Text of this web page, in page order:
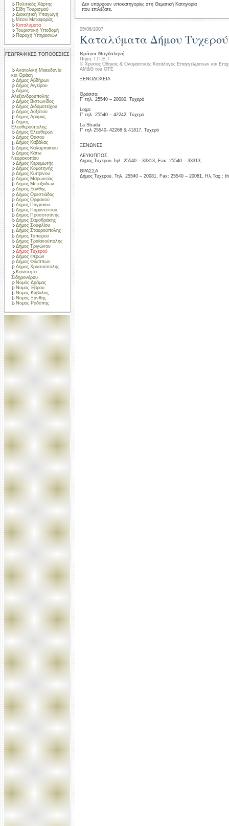
Πολιτικός Χάρτης
Είδη Τουρισμού
Διοικητική Υπαγωγή
Μέσα Μεταφοράς
Καταλύματα
Τουριστική Υποδομή
Παροχή Υπηρεσιών
ΓΕΩΓΡΑΦΙΚΕΣ ΤΟΠΟΘΕΣΙΕΣ
Ανατολική Μακεδονία
και Θράκη
Δήμος Αβδήρων
Δήμος Αιγείρου
Δήμος
Αλεξανδρούπολης
Δήμος Βιστωνίδος
Δήμος Διδυμοτείχου
Δήμος Δοξάτου
Δήμος Δράμας
Δήμος
Ελευθερούπολης
Δήμος Ελευθερών
Δήμος Θάσου
Δήμος Καβάλας
Δήμος Καλαμπακίου
Δήμος Κάτω
Νευροκοπίου
Δήμος Κεραμωτής
Δήμος Κομοτηνής
Δήμος Κυπρίνου
Δήμος Μαρωνείας
Δήμος Μεταξάδων
Δήμος Ξάνθης
Δήμος Ορεστιάδας
Δήμος Ορφανού
Δήμος Παγγαίου
Δήμος Παρανεστίου
Δήμος Προσοτσάνης
Δήμος Σαμοθράκης
Δήμος Σουφλίου
Δήμος Σταυρούπολης
Δήμος Τοπείρου
Δήμος Τραϊανούπολης
Δήμος Τριγώνου
Δήμος Τυχερού
Δήμος Φερών
Δήμος Φιλίππων
Δήμος Χρυσούπολης
Κοινότητα
Σιδηρονέρου
Νομός Δράμας
Νομός Έβρου
Νομός Καβάλας
Νομός Ξάνθης
Νομός Ροδόπης
Δεν υπάρχουν υποκατηγορίες στη Θεματική Κατηγορία
που επιλέξατε.
05/06/2007
Καταλύματα Δήμου
Βράνια Μαγδαληνή
Πηγή: Ι.Π.Ε.Τ.
© Χρυσός Οδηγός & Ονομαστικός Κατάλογος Επαγγελματιών και
ΑΜ&Θ του ΟΤΕ
ΞΕΝΟΔΟΧΕΙΑ
Θράσσα:
Γ' τηλ. 25540 – 20080, Τυχερό
Loga:
Γ' τηλ. 25540 – 42242, Τυχερό
La Strada:
Γ' τηλ 25540- 42268 & 41817, Τυχερό
ΞΕΝΩΝΕΣ
ΛΕΥΚΙΠΠΟΣ,
Δήμος Τυχερού Τηλ. 25540 – 33313, Fax: 25540 – 33313,
ΘΡΑΣΣΑ
Δήμος Τυχερού, Τηλ. 25540 – 20081, Fax: 25540 – 20081, Ηλ.Ταχ.: